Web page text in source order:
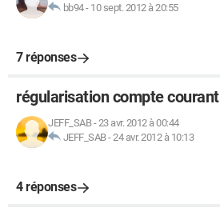
bb94- 10 sept. 2012 à 20:55
7 réponses
régularisation compte courant
JEFF_SAB-23 avr. 2012 à 00:44
JEFF_SAB-24 avr. 2012 à 10:13
4 réponses